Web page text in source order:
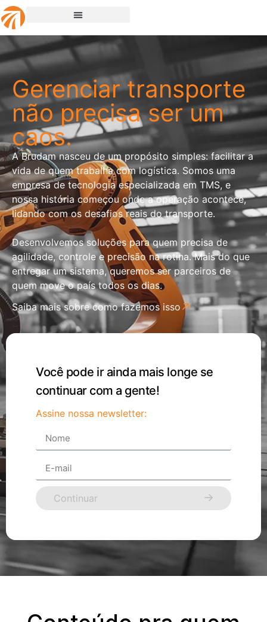
Gerenciar transporte
não precisa ser um
caos.
A Brudam nasceu de um propósito simples: facilitar a
vida de quem trabalha com logística. Somos uma
empresa de tecnologia especializada em TMS, e
nossa história começou onde a operação acontece,
lidando com os desafios reais do transporte.
Desenvolvemos soluções para quem precisa de
agilidade, controle e precisão na rotina. Mais do que
entregar um sistema, queremos ser parceiros de
quem move o país todos os dias.
Saiba mais sobre como fazemos isso
Você pode ir ainda mais longe se
continuar com a gente!
Assine nossa newsletter:
Continuar